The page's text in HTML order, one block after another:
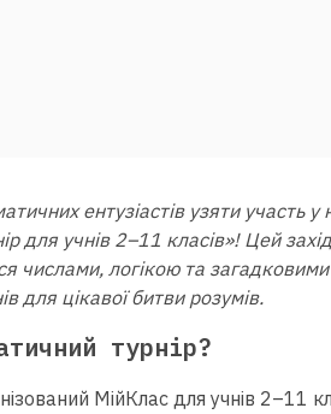
ентузіастів узяти участь у
для учнів 2–11 класів»! Цей
числами, логікою та
для цікавої битви розумів.
турнір?
МійКлас для учнів 2–11